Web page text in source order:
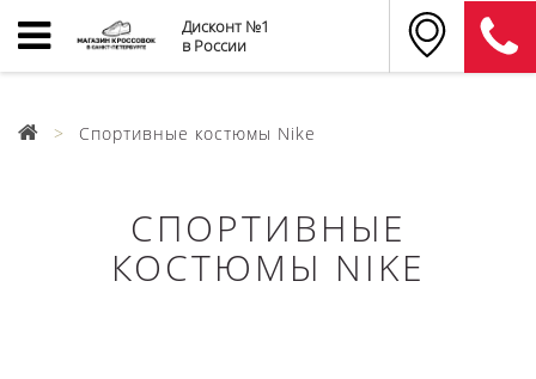
Дисконт №1
в России
Спортивные костюмы Nike
СПОРТИВНЫЕ
КОСТЮМЫ NIKE